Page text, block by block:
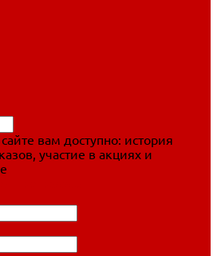
вам доступно: история
участие в акциях и